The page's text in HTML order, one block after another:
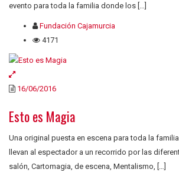
evento para toda la familia donde los […]
Fundación Cajamurcia
4171
16/06/2016
Esto es Magia
Una original puesta en escena para toda la
llevan al espectador a un recorrido por las
salón, Cartomagia, de escena, Mentalismo, […]